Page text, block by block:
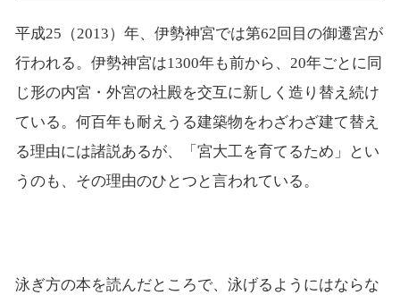
平成25（2013）年、伊勢神宮では第62回目の御遷宮が
行われる。伊勢神宮は1300年も前から、20年ごとに同
じ形の内宮・外宮の社殿を交互に新しく造り替え続け
ている。何百年も耐えうる建築物をわざわざ建て替え
る理由には諸説あるが、「宮大工を育てるため」とい
うのも、その理由のひとつと言われている。
泳ぎ方の本を読んだところで、泳げるようにはならな